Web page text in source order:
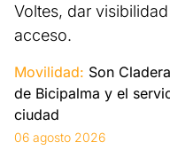
Voltes, dar
acceso.
Movilidad: Son
de Bicipalma y el
ciudad
06 agosto 2026